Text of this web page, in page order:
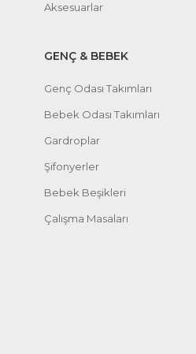
Aksesuarlar
GENÇ & BEBEK
Genç Odası Takımları
Bebek Odası Takımları
Gardroplar
Şifonyerler
Bebek Beşikleri
Çalışma Masaları